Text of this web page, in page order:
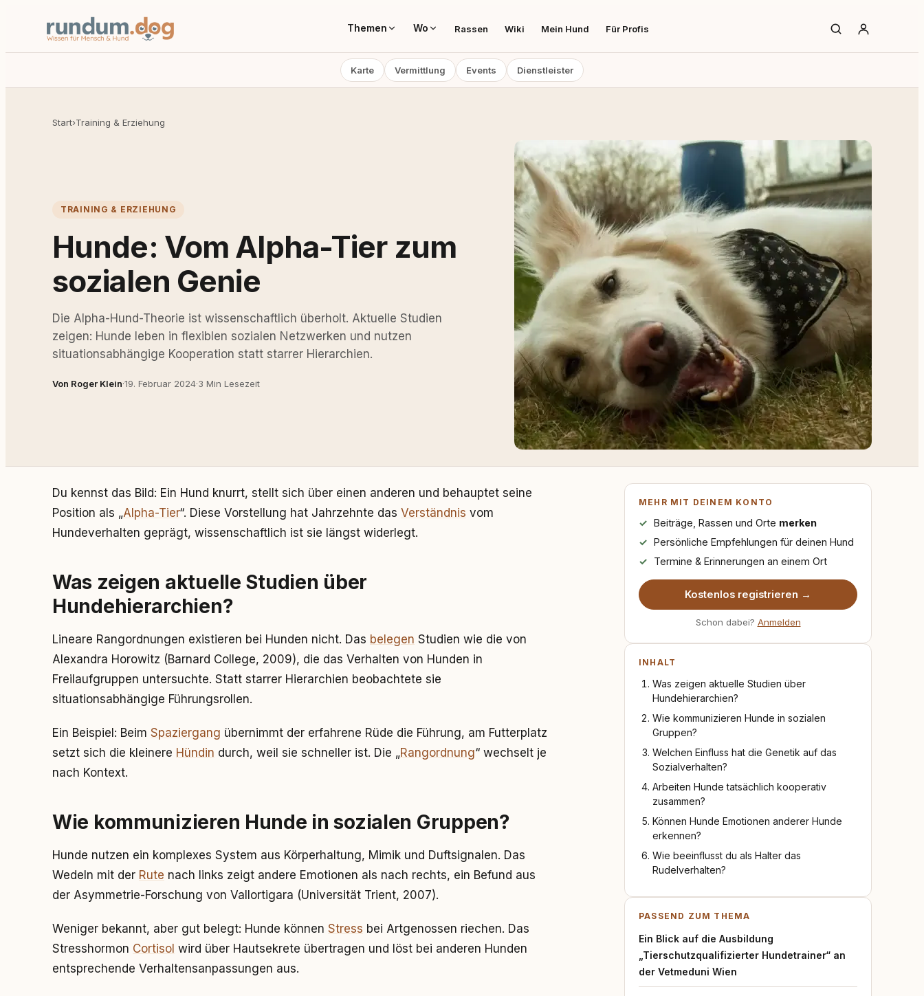
Themen Wo Rassen Wiki Mein Hund Für Profis
Karte Vermittlung Events Dienstleister
Start›Training & Erziehung
TRAINING & ERZIEHUNG
Hunde: Vom Alpha-Tier zum
sozialen Genie
Die Alpha-Hund-Theorie ist wissenschaftlich überholt. Aktuelle Studien
zeigen: Hunde leben in flexiblen sozialen Netzwerken und nutzen
situationsabhängige Kooperation statt starrer Hierarchien.
Von Roger Klein·19. Februar 2024·3 Min Lesezeit
Du kennst das Bild: Ein Hund knurrt, stellt sich über einen anderen und behauptet seine
Position als „Alpha-Tier“. Diese Vorstellung hat Jahrzehnte das Verständnis vom
Hundeverhalten geprägt, wissenschaftlich ist sie längst widerlegt.
Was zeigen aktuelle Studien über
Hundehierarchien?
Lineare Rangordnungen existieren bei Hunden nicht. Das belegen Studien wie die von
Alexandra Horowitz (Barnard College, 2009), die das Verhalten von Hunden in
Freilaufgruppen untersuchte. Statt starrer Hierarchien beobachtete sie
situationsabhängige Führungsrollen.
Ein Beispiel: Beim Spaziergang übernimmt der erfahrene Rüde die Führung, am Futterplatz
setzt sich die kleinere Hündin durch, weil sie schneller ist. Die „Rangordnung“ wechselt je
nach Kontext.
Wie kommunizieren Hunde in sozialen Gruppen?
Hunde nutzen ein komplexes System aus Körperhaltung, Mimik und Duftsignalen. Das
Wedeln mit der Rute nach links zeigt andere Emotionen als nach rechts, ein Befund aus
der Asymmetrie-Forschung von Vallortigara (Universität Trient, 2007).
Weniger bekannt, aber gut belegt: Hunde können Stress bei Artgenossen riechen. Das
Stresshormon Cortisol wird über Hautsekrete übertragen und löst bei anderen Hunden
entsprechende Verhaltensanpassungen aus.
MEHR MIT DEINEM KONTO
Beiträge, Rassen und Orte merken
Persönliche Empfehlungen für deinen Hund
Termine & Erinnerungen an einem Ort
Kostenlos registrieren →
Schon dabei? Anmelden
INHALT
Was zeigen aktuelle Studien über
Hundehierarchien?
Wie kommunizieren Hunde in sozialen
Gruppen?
Welchen Einfluss hat die Genetik auf das
Sozialverhalten?
Arbeiten Hunde tatsächlich kooperativ
zusammen?
Können Hunde Emotionen anderer Hunde
erkennen?
Wie beeinflusst du als Halter das
Rudelverhalten?
PASSEND ZUM THEMA
Ein Blick auf die Ausbildung
„Tierschutzqualifizierter Hundetrainer“ an
der Vetmeduni Wien